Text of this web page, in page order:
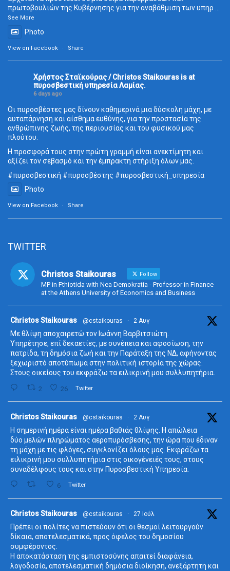
πρωτοβουλιών της Κυβέρνησης για την αναβάθμιση των υπηρ ...
See More
Photo
View on Facebook · Share
Χρήστος Σταϊκούρας / Christos Staikouras is at
πυροσβεστική υπηρεσία Λαμίας.
6 days ago
Οι πυροσβέστες μας δίνουν καθημερινά μια δύσκολη μάχη, με
αυταπάρνηση και αίσθημα ευθύνης, για την προστασία της
ανθρώπινης ζωής, της περιουσίας και του φυσικού μας
πλούτου.
Η προσφορά τους στην πρώτη γραμμή είναι ανεκτίμητη και
αξίζει τον σεβασμό και την έμπρακτη στήριξη όλων μας.
#πυροσβεστική #πυροσβέστης #πυροσβεστική_ υπηρεσία
Photo
View on Facebook · Share
TWITTER
Christos Staikouras Follow
MP in Fthiotida with Nea Demokratia - Professor in Finance
at the Athens University of Economics and Business
Christos Staikouras @cstaikouras · 2 Αυγ
Με θλίψη αποχαιρετώ τον Ιωάννη Βαρβιτσιώτη.
Υπηρέτησε, επί δεκαετίες, με συνέπεια και αφοσίωση, την
πατρίδα, τη δημόσια ζωή και την Παράταξη της ΝΔ, αφήνοντας
ξεχωριστό αποτύπωμα στην πολιτική ιστορία της χώρας.
Στους οικείους του εκφράζω τα ειλικρινή μου συλλυπητήρια.
2 26 Twitter
Christos Staikouras @cstaikouras · 2 Αυγ
Η σημερινή ημέρα είναι ημέρα βαθιάς θλίψης. Η απώλεια
δύο μελών πληρώματος αεροπυρόσβεσης, την ώρα που έδιναν
τη μάχη με τις φλόγες, συγκλονίζει όλους μας. Εκφράζω τα
ειλικρινή μου συλλυπητήρια στις οικογένειές τους, στους
συναδέλφους τους και στην Πυροσβεστική Υπηρεσία.
6 Twitter
Christos Staikouras @cstaikouras · 27 Ιούλ
Πρέπει οι πολίτες να πιστεύουν ότι οι θεσμοί λειτουργούν
δίκαια, αποτελεσματικά, προς όφελος του δημοσίου
συμφέροντος.
Η αποκατάσταση της εμπιστοσύνης απαιτεί διαφάνεια,
λογοδοσία, αποτελεσματική δημόσια διοίκηση, ανεξάρτητη και